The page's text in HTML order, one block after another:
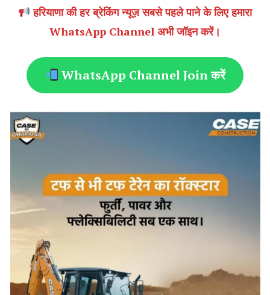
हरियाणा की हर ब्रेकिंग न्यूज़ सबसे पहले पाने के लिए हमारा
WhatsApp Channel अभी जॉइन करें।
WhatsApp Channel Join करें